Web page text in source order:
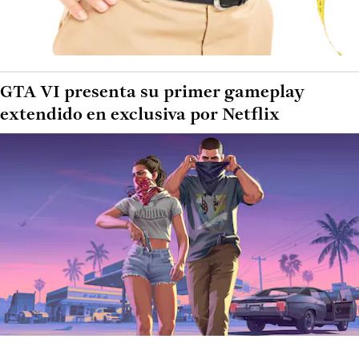
GTA VI presenta su primer gameplay
extendido en exclusiva por Netflix